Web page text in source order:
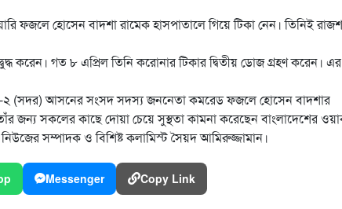
ফজলে হোসেন বাদশা রামেক হাসপাতালে গিয়ে টিকা নেন। তিনিই
করেন। গত ৮ এপ্রিল তিনি করোনার টিকার দ্বিতীয় ডোজ গ্রহণ করেন। এর
২ (সদর) আসনের সংসদ সদস্য জননেতা কমরেড ফজলে হোসেন বাদশার
জন্য সকলের কাছে দোয়া চেয়ে সুস্থতা কামনা করেছেন বাংলাদেশের
সম্পাদক ও বিশিষ্ট কলামিস্ট সৈয়দ আমিরুজ্জামান।
Messenger Copy Link